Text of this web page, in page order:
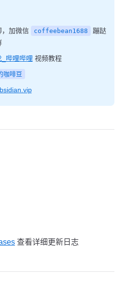
，加微信
coffeebean1688
蹦跶
哔哩哔哩 视频教程
咖啡豆
查看详细更新日志